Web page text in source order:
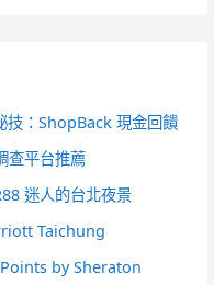
技：ShopBack 現金回饋
查平台推薦
迷人的台北夜景
Taichung
by Sheraton